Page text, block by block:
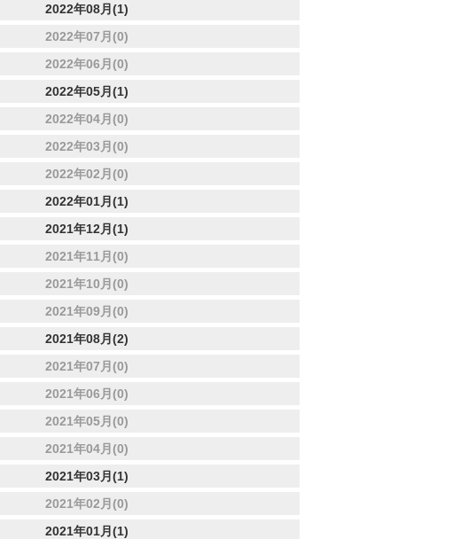
2022年08月(1)
2022年07月(0)
2022年06月(0)
2022年05月(1)
2022年04月(0)
2022年03月(0)
2022年02月(0)
2022年01月(1)
2021年12月(1)
2021年11月(0)
2021年10月(0)
2021年09月(0)
2021年08月(2)
2021年07月(0)
2021年06月(0)
2021年05月(0)
2021年04月(0)
2021年03月(1)
2021年02月(0)
2021年01月(1)